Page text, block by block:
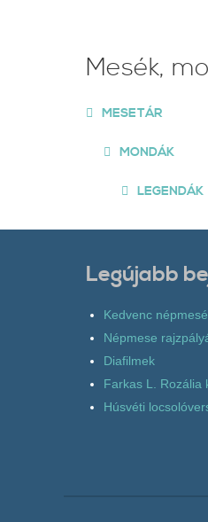
Mesék,
MESETÁR
MONDÁK
LEGENDÁK
Legújabb
Kedvenc
Népmese
Diafilmek
Farkas L. Rozália
Húsvéti